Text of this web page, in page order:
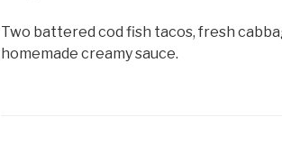
Two battered cod fish tacos, fresh
homemade creamy sauce.